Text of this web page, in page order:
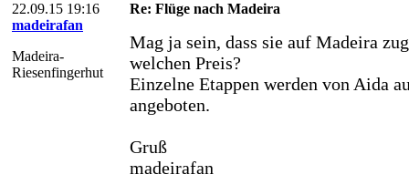
22.09.15 19:16
madeirafan
Madeira-
Riesenfingerhut
Re: Flüge nach Madeira
Mag ja sein, dass sie auf Madeira
welchen Preis?
Einzelne Etappen werden von Aida
angeboten.
Gruß
madeirafan